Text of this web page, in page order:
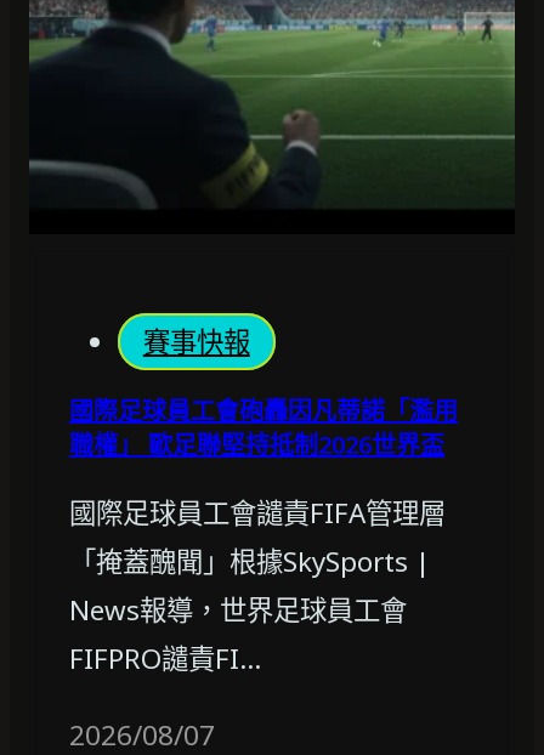
賽事快報
國際足球員工會砲轟因凡蒂諾「濫用
職權」 歐足聯堅持抵制2026世界盃
國際足球員工會譴責FIFA管理層
「掩蓋醜聞」根據SkySports |
News報導，世界足球員工會
FIFPRO譴責FI…
2026/08/07